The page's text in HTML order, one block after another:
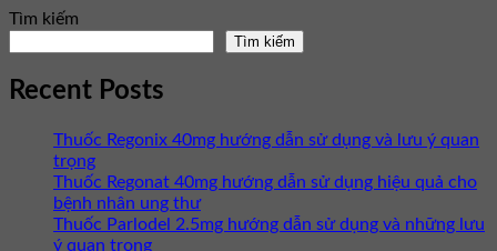
Tìm kiếm
Tìm kiếm
Recent Posts
Thuốc Regonix 40mg hướng dẫn sử dụng và lưu ý quan
trọng
Thuốc Regonat 40mg hướng dẫn sử dụng hiệu quả cho
bệnh nhân ung thư
Thuốc Parlodel 2.5mg hướng dẫn sử dụng và những lưu
ý quan trọng